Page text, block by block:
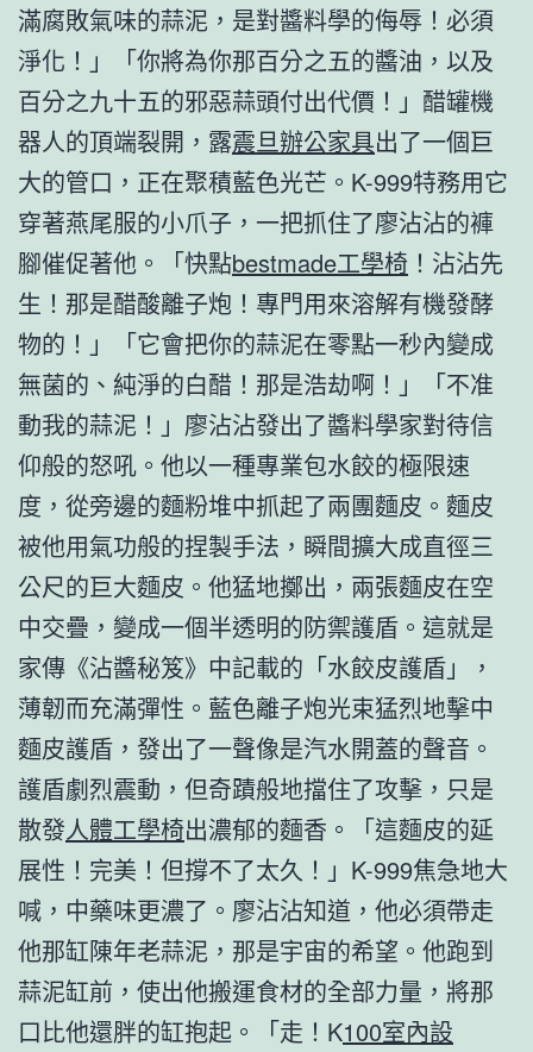
滿腐敗氣味的蒜泥，是對醬料學的侮辱！必須
淨化！」「你將為你那百分之五的醬油，以及
百分之九十五的邪惡蒜頭付出代價！」醋罐機
器人的頂端裂開，露震旦辦公家具出了一個巨
大的管口，正在聚積藍色光芒。K-999特務用它
穿著燕尾服的小爪子，一把抓住了廖沾沾的褲
腳催促著他。「快點bestmade工學椅 ！沾沾先
生！那是醋酸離子炮！專門用來溶解有機發酵
物的！」「它會把你的蒜泥在零點一秒內變成
無菌的、純淨的白醋！那是浩劫啊！」「不准
動我的蒜泥！」廖沾沾發出了醬料學家對待信
仰般的怒吼。他以一種專業包水餃的極限速
度，從旁邊的麵粉堆中抓起了兩團麵皮。麵皮
被他用氣功般的捏製手法，瞬間擴大成直徑三
公尺的巨大麵皮。他猛地擲出，兩張麵皮在空
中交疊，變成一個半透明的防禦護盾。這就是
家傳《沾醬秘笈》中記載的「水餃皮護盾」，
薄韌而充滿彈性。藍色離子炮光束猛烈地擊中
麵皮護盾，發出了一聲像是汽水開蓋的聲音。
護盾劇烈震動，但奇蹟般地擋住了攻擊，只是
散發人體工學椅出濃郁的麵香。「這麵皮的延
展性！完美！但撐不了太久！」K-999焦急地大
喊，中藥味更濃了。廖沾沾知道，他必須帶走
他那缸陳年老蒜泥，那是宇宙的希望。他跑到
蒜泥缸前，使出他搬運食材的全部力量，將那
口比他還胖的缸抱起。「走！K100室內設